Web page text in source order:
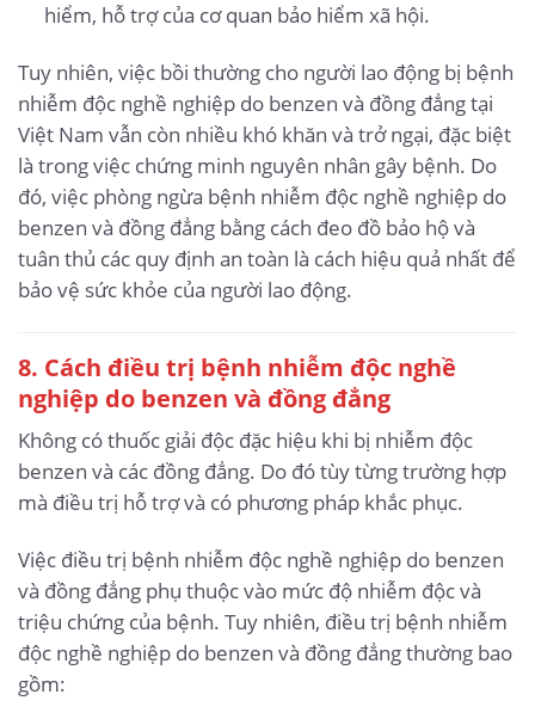
hiểm, hỗ trợ của cơ quan bảo hiểm xã hội.
Tuy nhiên, việc bồi thường cho người lao động bị bệnh
nhiễm độc nghề nghiệp do benzen và đồng đẳng tại
Việt Nam vẫn còn nhiều khó khăn và trở ngại, đặc biệt
là trong việc chứng minh nguyên nhân gây bệnh. Do
đó, việc phòng ngừa bệnh nhiễm độc nghề nghiệp do
benzen và đồng đẳng bằng cách đeo đồ bảo hộ và
tuân thủ các quy định an toàn là cách hiệu quả nhất để
bảo vệ sức khỏe của người lao động.
8. Cách điều trị bệnh nhiễm độc nghề
nghiệp do benzen và đồng đẳng
Không có thuốc giải độc đặc hiệu khi bị nhiễm độc
benzen và các đồng đẳng. Do đó tùy từng trường hợp
mà điều trị hỗ trợ và có phương pháp khắc phục.
Việc điều trị bệnh nhiễm độc nghề nghiệp do benzen
và đồng đẳng phụ thuộc vào mức độ nhiễm độc và
triệu chứng của bệnh. Tuy nhiên, điều trị bệnh nhiễm
độc nghề nghiệp do benzen và đồng đẳng thường bao
gồm: